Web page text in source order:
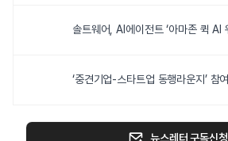
솔트웨어, AI에이전트 ‘아마존 퀵 AI
‘중견기업-스타트업 동행라운지’ 참
뉴스레터 구독신청